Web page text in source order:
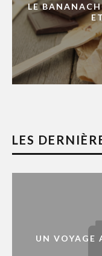
LE
LES
UN VOYAGE